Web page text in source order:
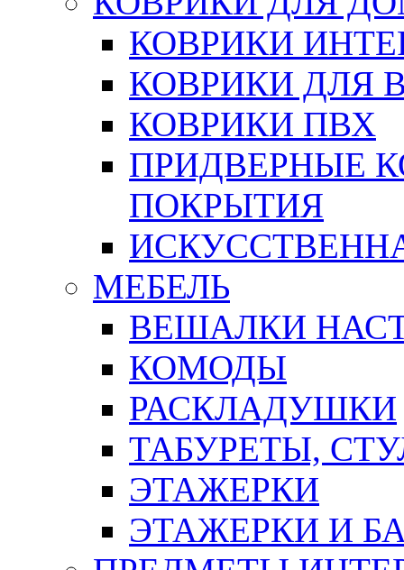
КОВРИКИ
КОВРИКИ ДЛЯ
КОВРИКИ ПВХ
ПРИДВЕРНЫЕ
ПОКРЫТИЯ
МЕБЕЛЬ
ВЕШАЛКИ
КОМОДЫ
РАСКЛАДУШКИ
ТАБУРЕТЫ,
ЭТАЖЕРКИ
ЭТАЖЕРКИ И